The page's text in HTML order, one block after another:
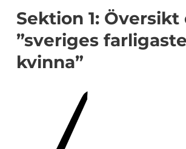
Sektion 1: Översikt
”sveriges farligaste
kvinna”